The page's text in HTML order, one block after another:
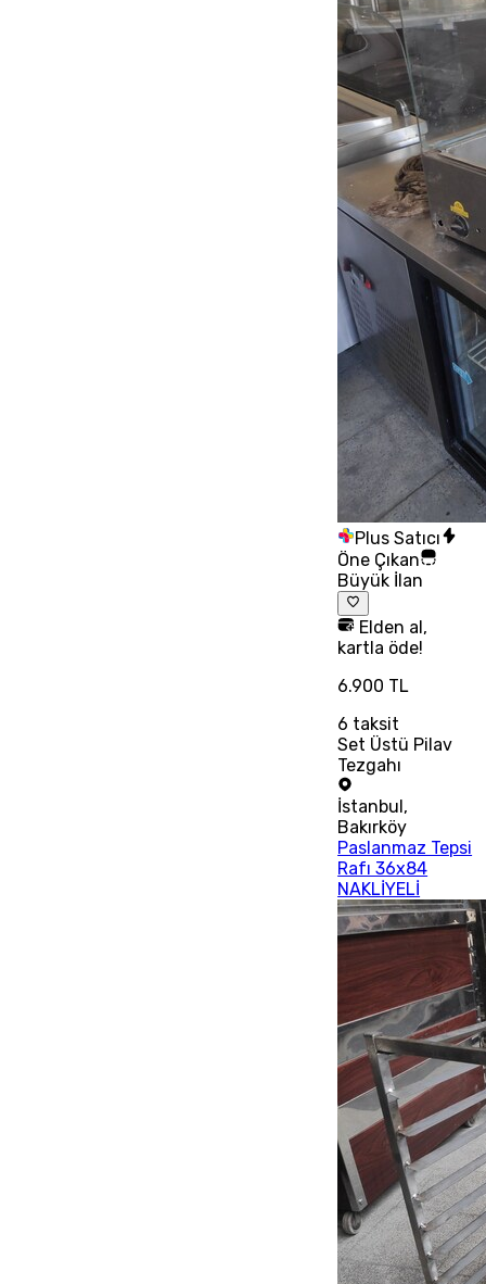
Plus Satıcı
Öne Çıkan
Büyük İlan
Elden al,
kartla öde!
6.900 TL
6 taksit
Set Üstü Pilav
Tezgahı
İstanbul,
Bakırköy
Paslanmaz Tepsi
Rafı 36x84
NAKLİYELİ